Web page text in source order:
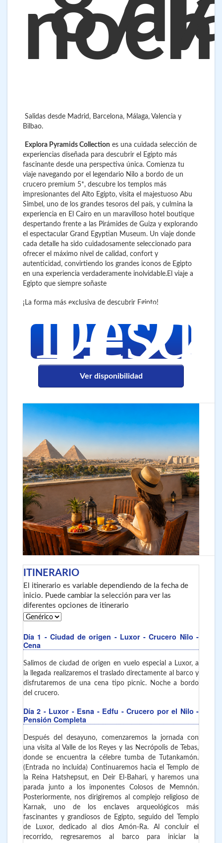
/ 7
Salidas desde Madrid, Barcelona, Málaga, Valencia y
Bilbao.
Explora Pyramids Collection es una cuidada selección de
experiencias diseñada para descubrir el Egipto más
fascinante desde una perspectiva única. Comienza tu
viaje navegando por el legendario Nilo a bordo de un
crucero premium 5*, descubre los templos más
impresionantes del Alto Egipto, visita el majestuoso Abu
Simbel, uno de los grandes tesoros del país, y culmina la
experiencia en El Cairo en un maravilloso hotel boutique
despertando frente a las Pirámides de Guiza y explorando
el espectacular Grand Egyptian Museum. Un viaje donde
cada detalle ha sido cuidadosamente seleccionado para
ofrecer el máximo nivel de calidad, confort y
autenticidad, convirtiendo los grandes iconos de Egipto
en una experiencia verdaderamente inolvidable.El viaje a
Egipto que siempre soñaste
¡La forma más exclusiva de descubrir Egipto!
€
Ver disponibilidad
ITINERARIO
El itinerario es variable dependiendo de la fecha de
inicio. Puede cambiar la selección para ver las
diferentes opciones de itinerario
Día 1 - Ciudad de origen - Luxor - Crucero Nilo -
Cena
Salimos de ciudad de origen en vuelo especial a Luxor, a
la llegada realizaremos el traslado directamente al barco y
disfrutaremos de una cena tipo picnic. Noche a bordo
del crucero.
Día 2 - Luxor - Esna - Edfu - Crucero por el Nilo -
Pensión Completa
Después del desayuno, comenzaremos la jornada con
una visita al Valle de los Reyes y las Necrópolis de Tebas,
donde se encuentra la célebre tumba de Tutankamón.
(Entrada no incluida) Continuaremos hacia el Templo de
la Reina Hatshepsut, en Deir El-Bahari, y haremos una
parada junto a los imponentes Colosos de Memnón.
Posteriormente, nos dirigiremos al complejo religioso de
Karnak, uno de los enclaves arqueológicos más
fascinantes y grandiosos de Egipto, seguido del Templo
de Luxor, dedicado al dios Amón-Ra. Al concluir el
recorrido, regresaremos al barco para iniciar la